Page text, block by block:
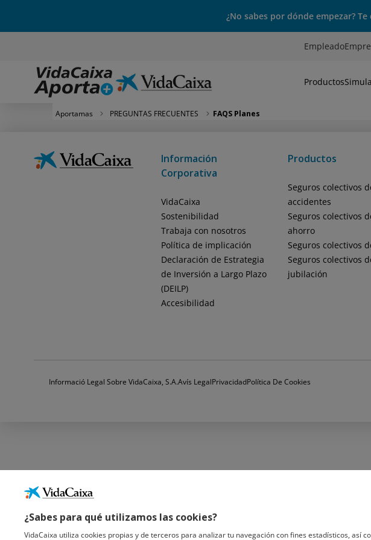
¿Sabes para qué utilizamos las cookies?
VidaCaixa utiliza cookies propias y de terceros para analizar tu navegación con fines estadísticos,
¿No sabes por dónde empezar?
Empleado
Productos
Aportamas PREGUNTAS FRECUENTES FAQS Planes
Información
Corporativa
VidaCaixa
Sostenibilidad
Trabaja con nosotros
Política de implicación
Declaración de Estrategia
de Inversión a Largo Plazo
(DEILP)
Accesibilidad
Productos
Seguros colectivos
accidentes
Seguros colectivos
ahorro
Seguros colectivos
Seguros colectivos
jubilación
Informació Legal Sobre VidaCaixa, S.A.Avís LegalPrivacidadPolítica De Cookies